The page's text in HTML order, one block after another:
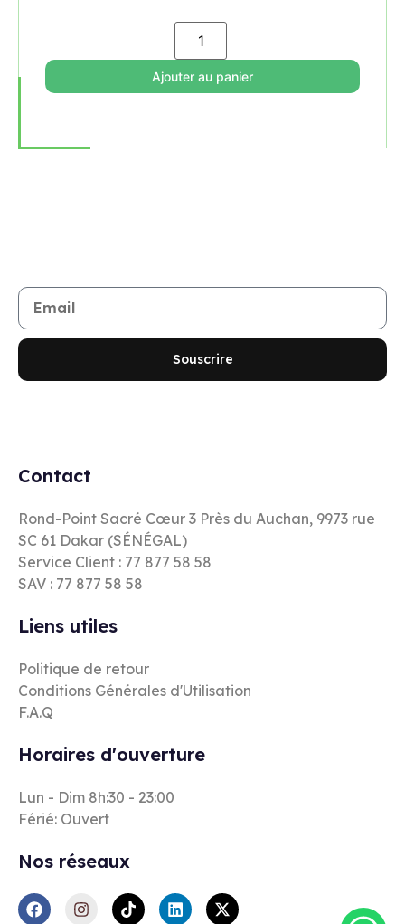
Ajouter au panier
Souscrire
Contact
Rond-Point Sacré Cœur 3 Près du Auchan, 9973 rue
SC 61 Dakar (SÉNÉGAL)
Service Client : 77 877 58 58
SAV : 77 877 58 58
Liens utiles
Politique de retour
Conditions Générales d'Utilisation
F.A.Q
Horaires d'ouverture
Lun - Dim 8h:30 - 23:00
Férié: Ouvert
Nos réseaux